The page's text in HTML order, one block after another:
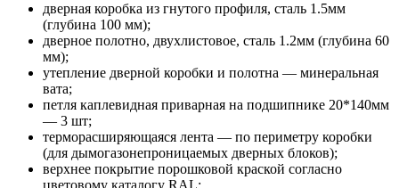
дверная коробка из гнутого профиля, сталь 1.5мм
(глубина 100 мм);
дверное полотно, двухлистовое, сталь 1.2мм (глубина 60
мм);
утепление дверной коробки и полотна — минеральная
вата;
петля каплевидная приварная на подшипнике 20*140мм
— 3 шт;
терморасширяющаяся лента — по периметру коробки
(для дымогазонепроницаемых дверных блоков);
верхнее покрытие порошковой краской согласно